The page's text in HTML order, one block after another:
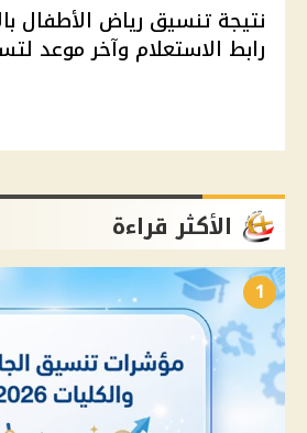
نتيجة تنسيق رياض الأطفال
رابط الاستعلام وآخر موعد
الأكثر قراءة
1